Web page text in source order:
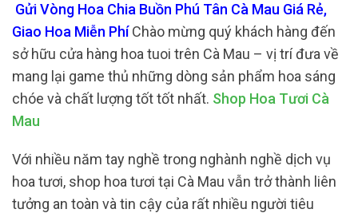
Gửi Vòng Hoa Chia Buồn Phú Tân Cà Mau Giá Rẻ,
Giao Hoa Miễn PhíChào mừng quý khách hàng đến
sở hữu cửa hàng hoa tuoi trên Cà Mau – vị trí đưa về
mang lại game thủ những dòng sản phẩm hoa sáng
chóe và chất lượng tốt tốt nhất. Shop Hoa Tươi Cà
Mau
Với nhiều năm tay nghề trong nghành nghề dịch vụ
hoa tươi, shop hoa tươi tại Cà Mau vẫn trở thành liên
tưởng an toàn và tin cậy của rất nhiều người tiêu